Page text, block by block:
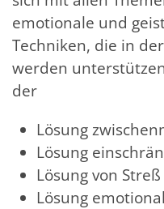
emotionale und
Techniken, die in
werden
der
Lösung
Lösung
Lösung von Streß
Lösung